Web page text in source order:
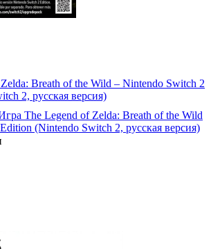
Breath of the Wild – Nintendo Switch 2
2, русская версия)
The Legend of Zelda: Breath of the Wild
(Nintendo Switch 2, русская версия)